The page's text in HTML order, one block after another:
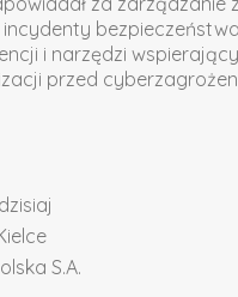
i narzędzi
przed
dzisiaj
S.A.